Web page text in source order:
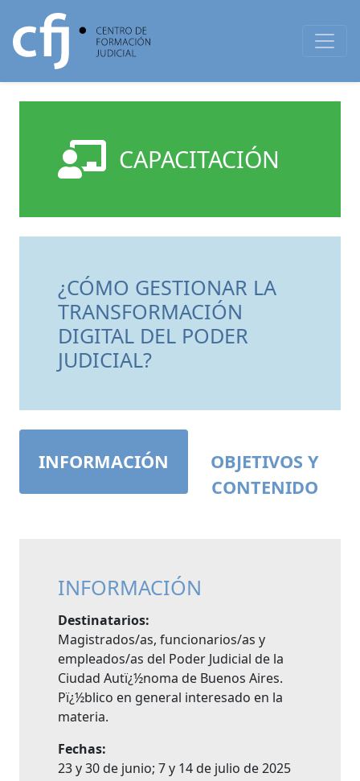
CAPACITACIÓN
¿CÓMO GESTIONAR LA
TRANSFORMACIÓN
DIGITAL DEL PODER
JUDICIAL?
INFORMACIÓN
OBJETIVOS Y
CONTENIDO
INFORMACIÓN
Destinatarios:
Magistrados/as, funcionarios/as y
empleados/as del Poder Judicial de la
Ciudad Autï¿½noma de Buenos Aires.
Pï¿½blico en general interesado en la
materia.
Fechas:
23 y 30 de junio; 7 y 14 de julio de 2025